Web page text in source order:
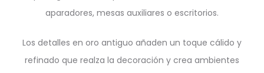
aparadores, mesas auxiliares o escritorios.
Los detalles en oro antiguo añaden un toque cálido y
refinado que realza la decoración y crea ambientes